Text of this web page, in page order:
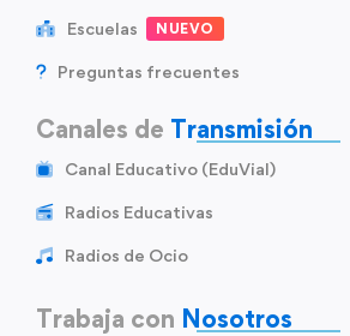
Escuelas NUEVO
Preguntas frecuentes
Canales de Transmisión
Canal Educativo (EduVial)
Radios Educativas
Radios de Ocio
Trabaja con Nosotros